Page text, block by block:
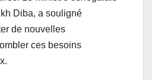
Diba, a souligné
de nouvelles
ces besoins